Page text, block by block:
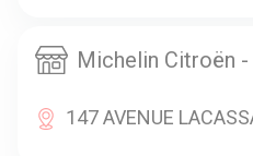
Michelin Citroën -
147 AVENUE